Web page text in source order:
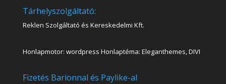
Tárhelyszolgáltató:
Reklen Szolgáltató és Kereskedelmi Kft.
Honlapmotor: wordpress Honlaptéma: Eleganthemes, DIVI
Fizetés Barionnal és Paylike-al